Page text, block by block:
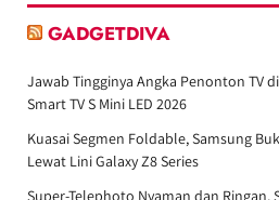
GADGETDIVA
Jawab Tingginya Angka Penonton TV
Smart TV S Mini LED 2026
Kuasai Segmen Foldable, Samsung
Lewat Lini Galaxy Z8 Series
Super-Telephoto Nyaman dan Ringan,